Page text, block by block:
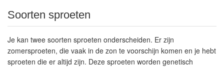
Soorten sproeten
Je kan twee soorten sproeten onderscheiden. Er zijn
zomersproeten, die vaak in de zon te voorschijn komen en je hebt
sproeten die er altijd zijn. Deze sproeten worden genetisch